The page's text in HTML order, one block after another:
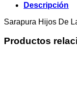
Descripción
Sarapura Hijos De
Productos